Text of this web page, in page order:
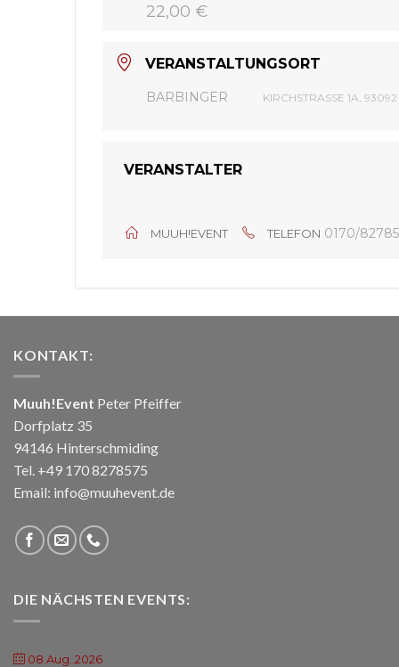
22,00 €
VERANSTALTUNGSORT
BARBINGER KIRCHSTRASSE 1A, 93092
VERANSTALTER
MUUH!EVENT TELEFON 0170/
KONTAKT:
Muuh!Event Peter Pfeiffer
Dorfplatz 35
94146 Hinterschmiding
Tel. +49 170 8278575
Email: info@muuhevent.de
DIE NÄCHSTEN EVENTS:
08.Aug..2026